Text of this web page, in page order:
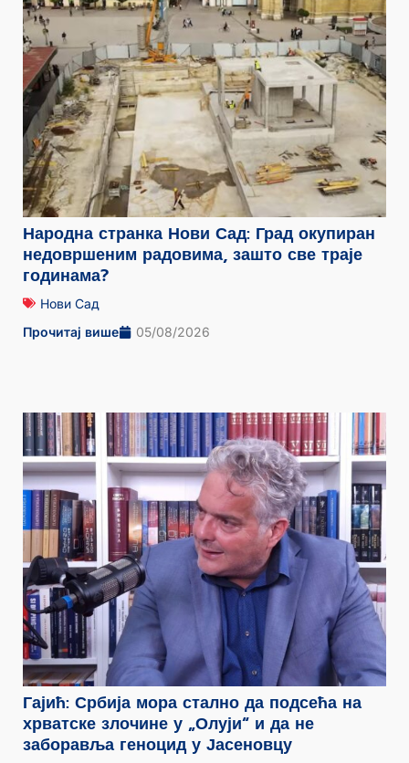
Народна странка Нови Сад: Град окупиран
недовршеним радовима, зашто све траје
годинама?
Нови Сад
Прочитај више
05/08/2026
Гајић: Србија мора стално да подсећа на
хрватске злочине у „Олуји“ и да не
заборавља геноцид у Јасеновцу